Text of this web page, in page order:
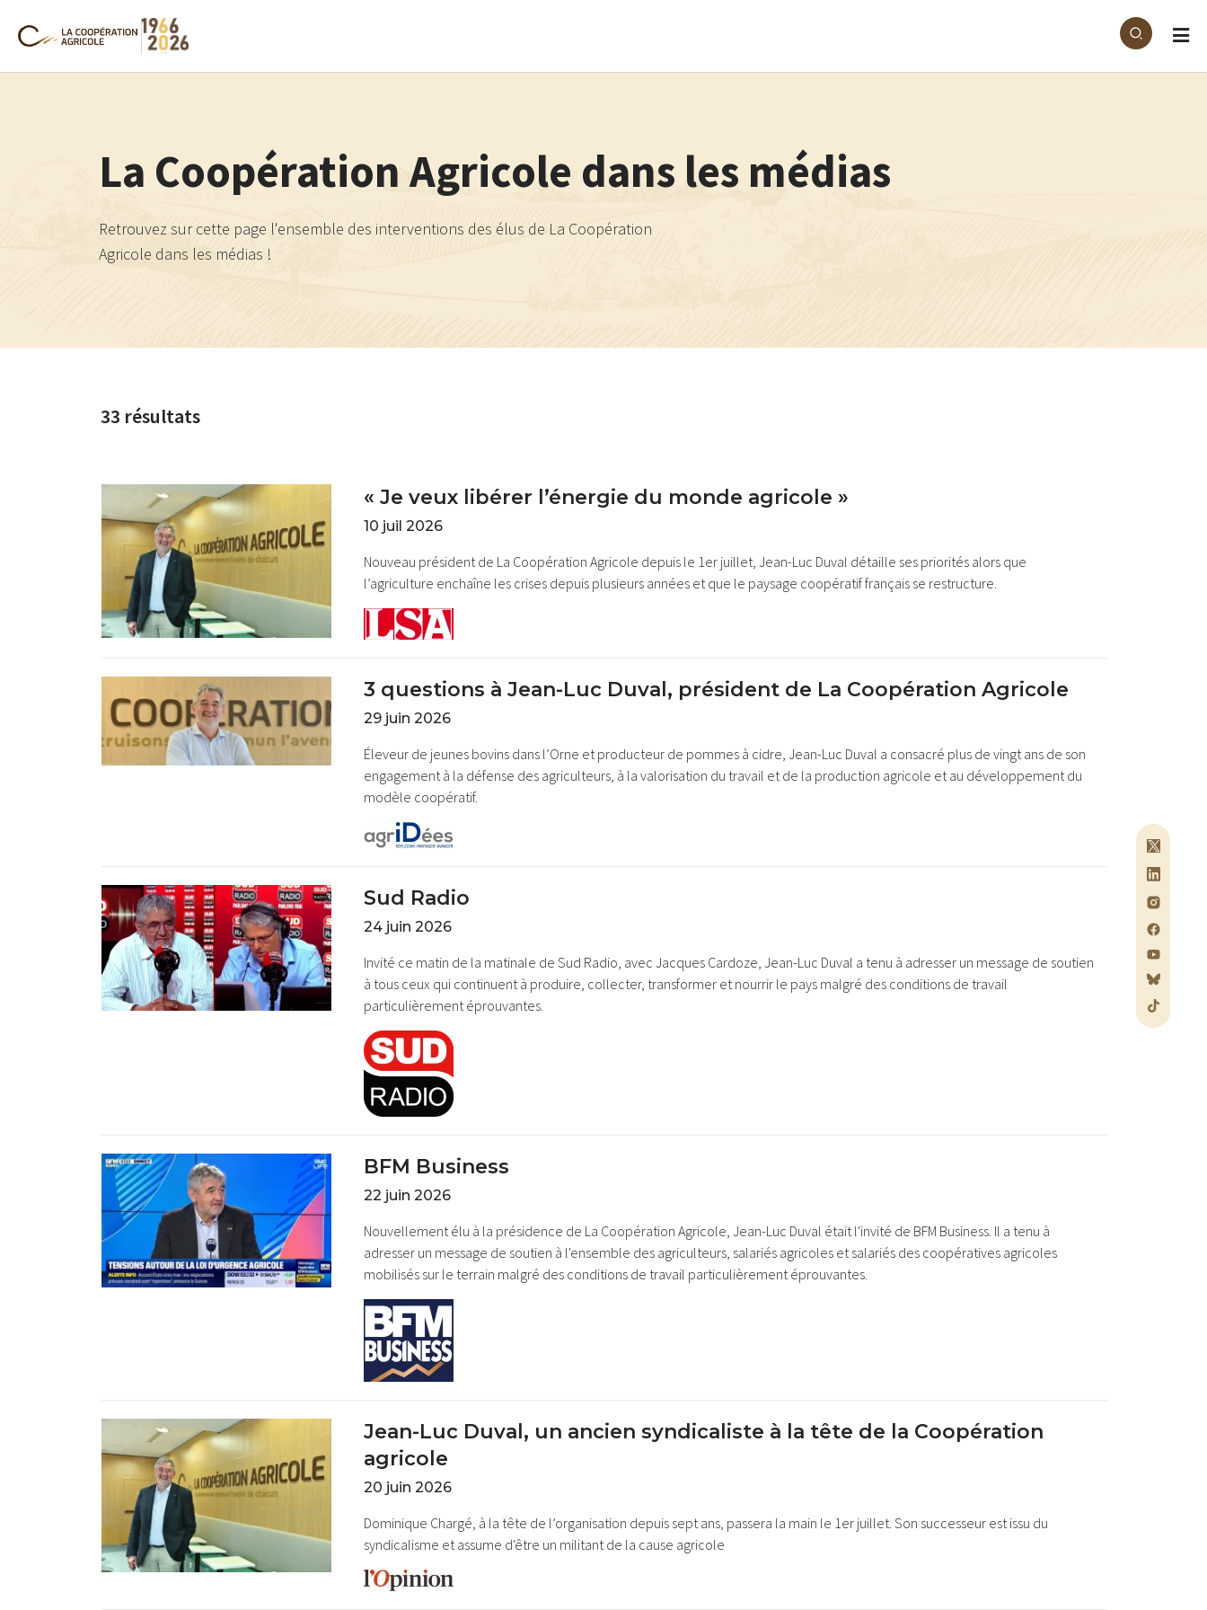
La Coopération Agricole dans les médias
Retrouvez sur cette page l'ensemble des interventions des élus de La Coopération
Agricole dans les médias !
33 résultats
« Je veux libérer l’énergie du monde agricole »
10 juil 2026
Nouveau président de La Coopération Agricole depuis le 1er juillet, Jean-Luc Duval détaille ses priorités alors que
l’agriculture enchaîne les crises depuis plusieurs années et que le paysage coopératif français se restructure.
3 questions à Jean-Luc Duval, président de La Coopération Agricole
29 juin 2026
Éleveur de jeunes bovins dans l’Orne et producteur de pommes à cidre, Jean-Luc Duval a consacré plus de vingt ans de son
engagement à la défense des agriculteurs, à la valorisation du travail et de la production agricole et au développement du
modèle coopératif.
Sud Radio
24 juin 2026
Invité ce matin de la matinale de Sud Radio, avec Jacques Cardoze, Jean-Luc Duval a tenu à adresser un message de soutien
à tous ceux qui continuent à produire, collecter, transformer et nourrir le pays malgré des conditions de travail
particulièrement éprouvantes.
BFM Business
22 juin 2026
Nouvellement élu à la présidence de La Coopération Agricole, Jean-Luc Duval était l'invité de BFM Business. Il a tenu à
adresser un message de soutien à l'ensemble des agriculteurs, salariés agricoles et salariés des coopératives agricoles
mobilisés sur le terrain malgré des conditions de travail particulièrement éprouvantes.
Jean-Luc Duval, un ancien syndicaliste à la tête de la Coopération
agricole
20 juin 2026
Dominique Chargé, à la tête de l’organisation depuis sept ans, passera la main le 1er juillet. Son successeur est issu du
syndicalisme et assume d'être un militant de la cause agricole